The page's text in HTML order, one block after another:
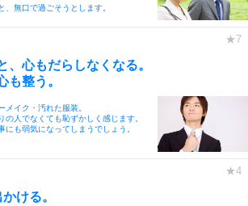
無口で過ごそうとします。
、心もだらしなくなる。
も整う。
メイク・汚れた服装。
人でなくても恥ずかしく感じます。
にも弱気になってしまうでしょう。
ける。